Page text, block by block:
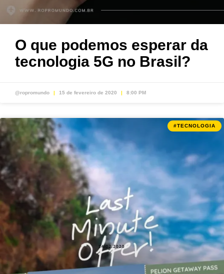
O que podemos esperar da
tecnologia 5G no Brasil?
@ropromundo 15 de fevereiro de 2020 8:00 PM
#TECNOLOGIA